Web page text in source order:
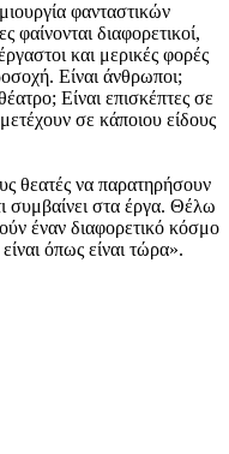
φανταστικών
διαφορετικοί,
και μερικές φορές
Είναι άνθρωποι;
Είναι επισκέπτες σε
σε κάποιου είδους
θεατές να παρατηρήσουν
συμβαίνει στα έργα. Θέλω
έναν διαφορετικό κόσμο
όπως είναι τώρα».